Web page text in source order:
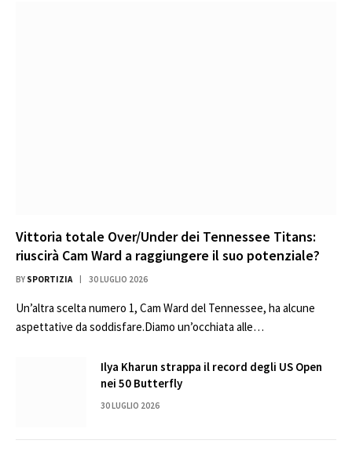
Vittoria totale Over/Under dei Tennessee Titans:
riuscirà Cam Ward a raggiungere il suo potenziale?
BY SPORTIZIA 30 LUGLIO 2026
Un’altra scelta numero 1, Cam Ward del Tennessee, ha alcune
aspettative da soddisfare.Diamo un’occhiata alle…
Ilya Kharun strappa il record degli US Open
nei 50 Butterfly
30 LUGLIO 2026